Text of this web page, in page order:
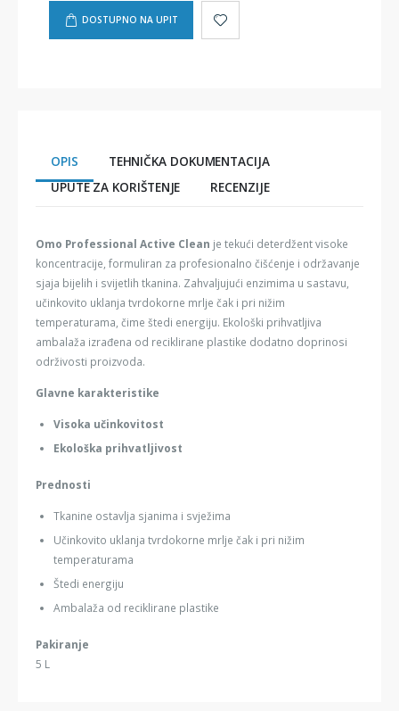
DOSTUPNO NA UPIT
OPIS
TEHNIČKA DOKUMENTACIJA
UPUTE ZA KORIŠTENJE
RECENZIJE
Omo Professional Active Clean je tekući deterdžent visoke
koncentracije, formuliran za profesionalno čišćenje i održavanje
sjaja bijelih i svijetlih tkanina. Zahvaljujući enzimima u sastavu,
učinkovito uklanja tvrdokorne mrlje čak i pri nižim
temperaturama, čime štedi energiju. Ekološki prihvatljiva
ambalaža izrađena od reciklirane plastike dodatno doprinosi
održivosti proizvoda.
Glavne karakteristike
Visoka učinkovitost
Ekološka prihvatljivost
Prednosti
Tkanine ostavlja sjanima i svježima
Učinkovito uklanja tvrdokorne mrlje čak i pri nižim
temperaturama
Štedi energiju
Ambalaža od reciklirane plastike
Pakiranje
5 L